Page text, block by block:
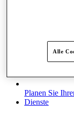
Planen Sie
Dienste
Alle